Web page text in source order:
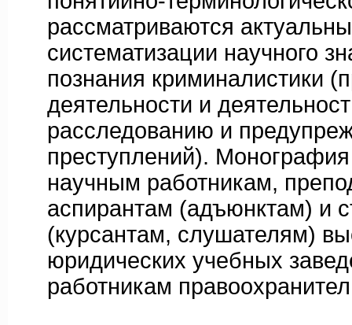
рассматриваются
систематизации научного
познания криминалистики
деятельности и
расследованию и
преступлений).
научным работникам,
аспирантам (адъюнктам) и
(курсантам, слушателям)
юридических учебных
работникам